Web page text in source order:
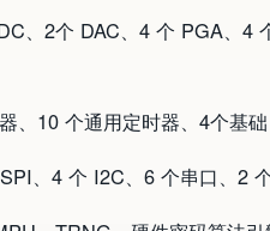
、2个 DAC、4 个 PGA、4
、10 个通用定时器、4个基
、4 个 I2C、6 个串口、2